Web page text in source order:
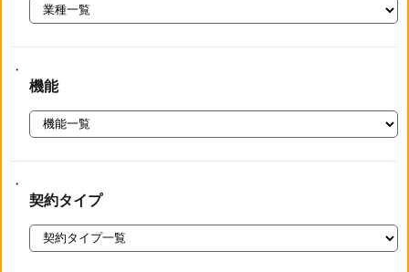
機能
契約タイプ